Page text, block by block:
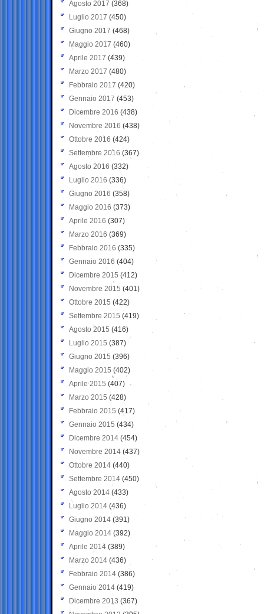
Agosto 2017 (368)
Luglio 2017 (450)
Giugno 2017 (468)
Maggio 2017 (460)
Aprile 2017 (439)
Marzo 2017 (480)
Febbraio 2017 (420)
Gennaio 2017 (453)
Dicembre 2016 (438)
Novembre 2016 (438)
Ottobre 2016 (424)
Settembre 2016 (367)
Agosto 2016 (332)
Luglio 2016 (336)
Giugno 2016 (358)
Maggio 2016 (373)
Aprile 2016 (307)
Marzo 2016 (369)
Febbraio 2016 (335)
Gennaio 2016 (404)
Dicembre 2015 (412)
Novembre 2015 (401)
Ottobre 2015 (422)
Settembre 2015 (419)
Agosto 2015 (416)
Luglio 2015 (387)
Giugno 2015 (396)
Maggio 2015 (402)
Aprile 2015 (407)
Marzo 2015 (428)
Febbraio 2015 (417)
Gennaio 2015 (434)
Dicembre 2014 (454)
Novembre 2014 (437)
Ottobre 2014 (440)
Settembre 2014 (450)
Agosto 2014 (433)
Luglio 2014 (436)
Giugno 2014 (391)
Maggio 2014 (392)
Aprile 2014 (389)
Marzo 2014 (436)
Febbraio 2014 (386)
Gennaio 2014 (419)
Dicembre 2013 (367)